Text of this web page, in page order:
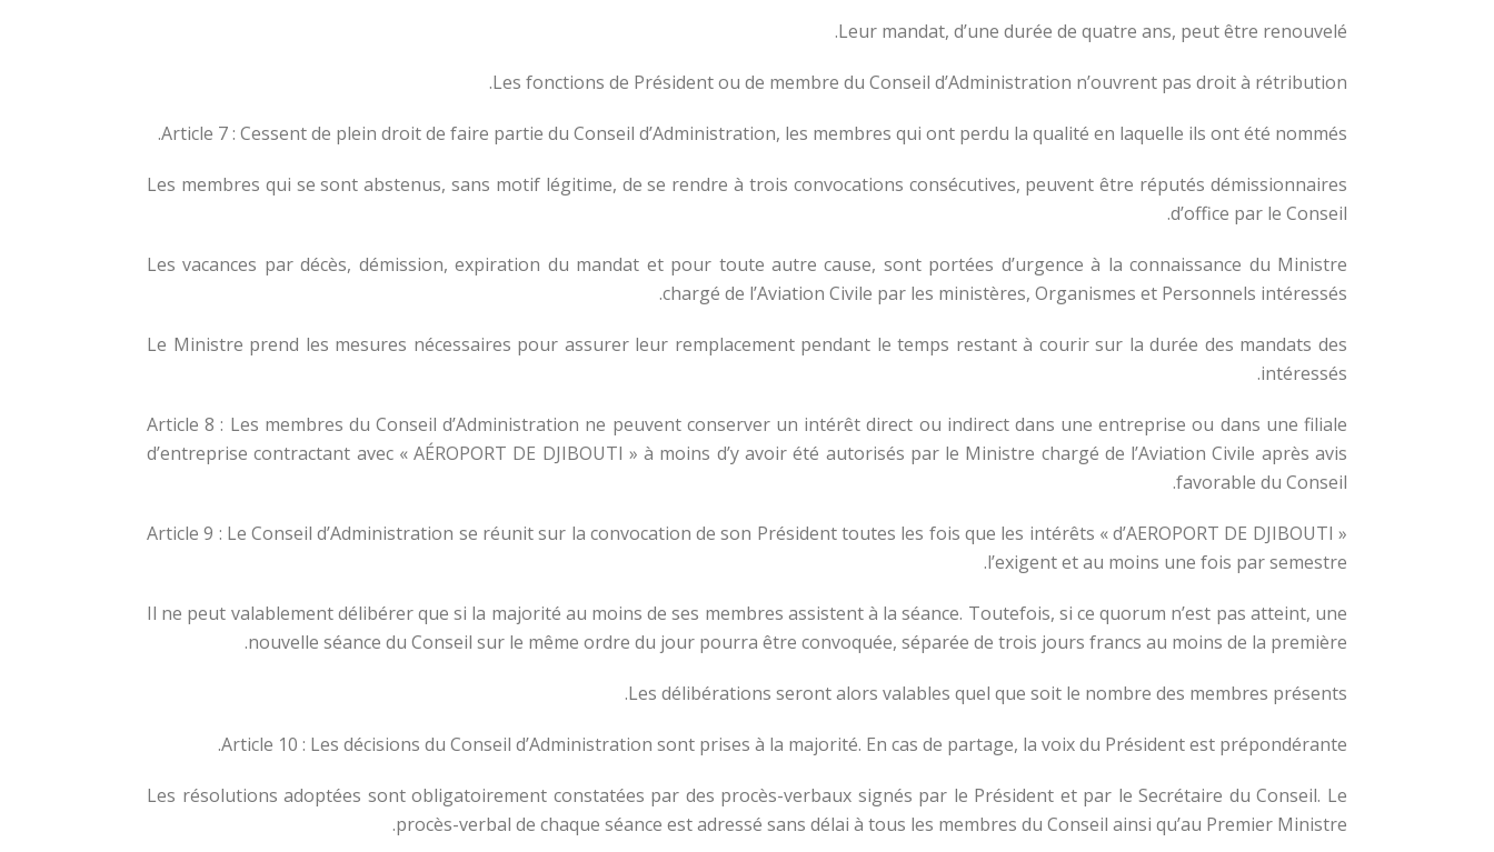
Leur mandat, d’une durée de quatre ans, peut être renouvelé.
Les fonctions de Président ou de membre du Conseil d’Administration n’ouvrent pas droit à rétribution.
Article 7 : Cessent de plein droit de faire partie du Conseil d’Administration, les membres qui ont perdu la qualité en laquelle ils ont été nommés.
Les membres qui se sont abstenus, sans motif légitime, de se rendre à trois convocations consécutives, peuvent être réputés démissionnaires
d’office par le Conseil.
Les vacances par décès, démission, expiration du mandat et pour toute autre cause, sont portées d’urgence à la connaissance du Ministre
chargé de l’Aviation Civile par les ministères, Organismes et Personnels intéressés.
Le Ministre prend les mesures nécessaires pour assurer leur remplacement pendant le temps restant à courir sur la durée des mandats des
intéressés.
Article 8 : Les membres du Conseil d’Administration ne peuvent conserver un intérêt direct ou indirect dans une entreprise ou dans une filiale
d’entreprise contractant avec « AÉROPORT DE DJIBOUTI » à moins d’y avoir été autorisés par le Ministre chargé de l’Aviation Civile après avis
favorable du Conseil.
Article 9 : Le Conseil d’Administration se réunit sur la convocation de son Président toutes les fois que les intérêts « d’AEROPORT DE DJIBOUTI »
l’exigent et au moins une fois par semestre.
Il ne peut valablement délibérer que si la majorité au moins de ses membres assistent à la séance. Toutefois, si ce quorum n’est pas atteint, une
nouvelle séance du Conseil sur le même ordre du jour pourra être convoquée, séparée de trois jours francs au moins de la première.
Les délibérations seront alors valables quel que soit le nombre des membres présents.
Article 10 : Les décisions du Conseil d’Administration sont prises à la majorité. En cas de partage, la voix du Président est prépondérante.
Les résolutions adoptées sont obligatoirement constatées par des procès-verbaux signés par le Président et par le Secrétaire du Conseil. Le
procès-verbal de chaque séance est adressé sans délai à tous les membres du Conseil ainsi qu’au Premier Ministre.